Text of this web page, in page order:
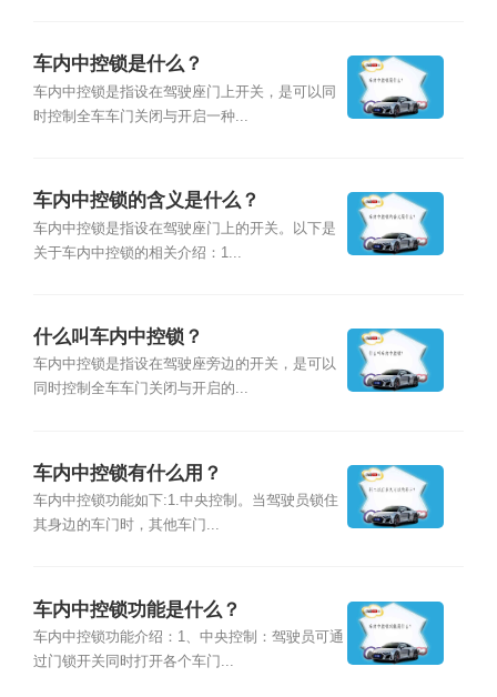
车内中控锁是什么？
车内中控锁是指设在驾驶座门上开关，是可以同
时控制全车车门关闭与开启一种...
车内中控锁的含义是什么？
车内中控锁是指设在驾驶座门上的开关。以下是
关于车内中控锁的相关介绍：1...
什么叫车内中控锁？
车内中控锁是指设在驾驶座旁边的开关，是可以
同时控制全车车门关闭与开启的...
车内中控锁有什么用？
车内中控锁功能如下:1.中央控制。当驾驶员锁住
其身边的车门时，其他车门...
车内中控锁功能是什么？
车内中控锁功能介绍：1、中央控制：驾驶员可通
过门锁开关同时打开各个车门...